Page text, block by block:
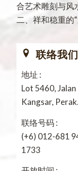
合艺术雕刻与风
二、祥和稳重的
联络我们
地址 :
Lot 5460,
Kangsar, Perak.
联络号码 :
(+6) 012-681
1733